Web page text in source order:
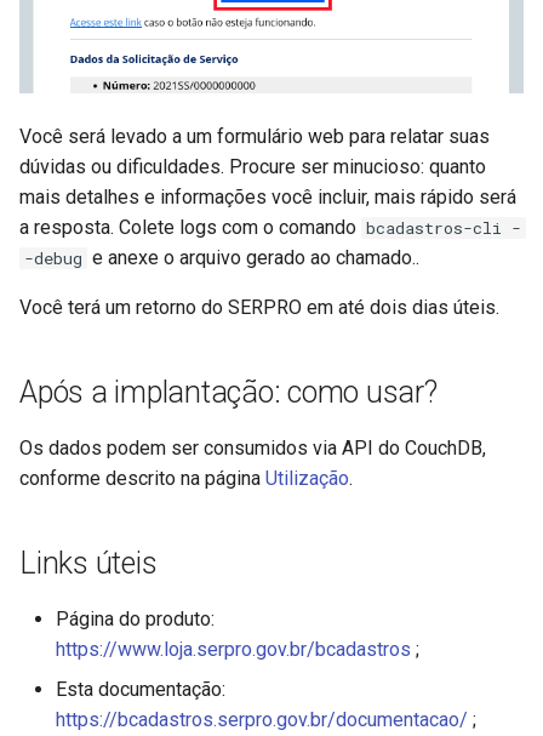
Você será levado a um formulário web para relatar suas
dúvidas ou dificuldades. Procure ser minucioso: quanto
mais detalhes e informações você incluir, mais rápido será
a resposta. Colete logs com o comando bcadastros-cli -
-debug e anexe o arquivo gerado ao chamado..
Você terá um retorno do SERPRO em até dois dias úteis.
Após a implantação: como usar?
Os dados podem ser consumidos via API do CouchDB,
conforme descrito na página Utilização.
Links úteis
Página do produto:
https://www.loja.serpro.gov.br/bcadastros ;
Esta documentação:
https://bcadastros.serpro.gov.br/documentacao/ ;